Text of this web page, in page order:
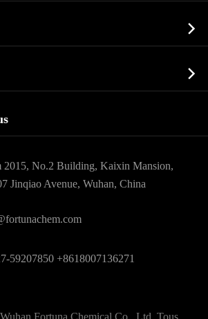
et intermédiaires


2015, No.2 Building, Kaixin Mansion,
Jinqiao Avenue, Wuhan, China
59207850 +8618007136271
Wuhan Fortuna Chemical Co., Ltd. Tous